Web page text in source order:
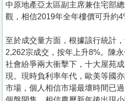
中原地產亞太區副主席兼住宅部
觀，相信2019年全年樓價可升約
至於成交量方面，根據該行統計
2,262宗成交，按年上升8%。陳
社會紛爭兩大衝擊下，十大屋苑
現。現時負利率年代，歐美等國
市場，個人相信市場最壞時間已